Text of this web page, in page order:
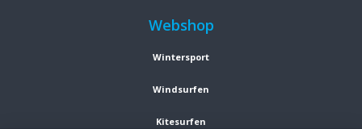
Webshop
Wintersport
Windsurfen
Kitesurfen